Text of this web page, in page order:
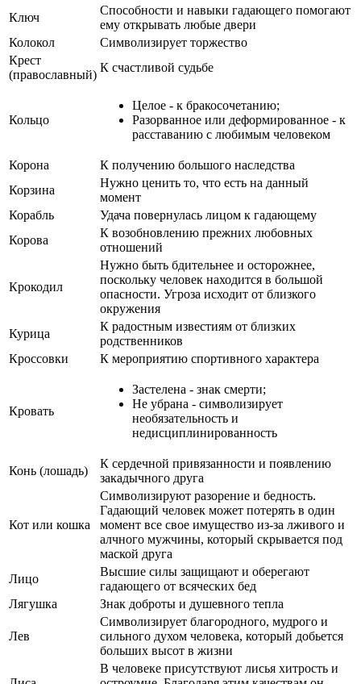
Ключ
Способности и навыки гадающего помогают
ему открывать любые двери
Колокол
Символизирует торжество
Крест
(православный)
К счастливой судьбе
Кольцо
Целое - к бракосочетанию;
Разорванное или деформированное - к
расставанию с любимым человеком
Корона
К получению большого наследства
Корзина
Нужно ценить то, что есть на данный
момент
Корабль
Удача повернулась лицом к гадающему
Корова
К возобновлению прежних любовных
отношений
Крокодил
Нужно быть бдительнее и осторожнее,
поскольку человек находится в большой
опасности. Угроза исходит от близкого
окружения
Курица
К радостным известиям от близких
родственников
Кроссовки
К мероприятию спортивного характера
Кровать
Застелена - знак смерти;
Не убрана - символизирует
необязательность и
недисциплинированность
Конь (лошадь)
К сердечной привязанности и появлению
закадычного друга
Кот или кошка
Символизируют разорение и бедность.
Гадающий человек может потерять в один
момент все свое имущество из-за лживого и
алчного мужчины, который скрывается под
маской друга
Лицо
Высшие силы защищают и оберегают
гадающего от всяческих бед
Лягушка
Знак доброты и душевного тепла
Лев
Символизирует благородного, мудрого и
сильного духом человека, который добьется
больших высот в жизни
В человеке присутствуют лисья хитрость и